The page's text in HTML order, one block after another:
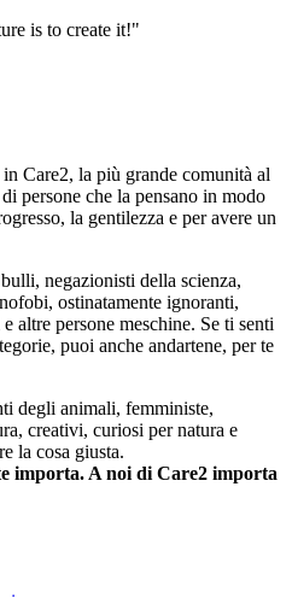
is to create it!"
Care2, la più grande comunità al
persone che la pensano in modo
la gentilezza e per avere un
negazionisti della scienza,
ostinatamente ignoranti,
altre persone meschine. Se ti senti
puoi anche andartene, per te
degli animali, femministe,
creativi, curiosi per natura e
la cosa giusta.
importa. A noi di Care2 importa